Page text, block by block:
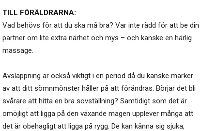
TILL FÖRÄLDRARNA:
Vad behövs för att du ska må bra? Var inte rädd för att be din
partner om lite extra närhet och mys – och kanske en härlig
massage.
Avslappning är också viktigt i en period då du kanske märker
av att ditt sömnmönster håller på att förändras. Börjar det bli
svårare att hitta en bra sovställning? Samtidigt som det är
omöjligt att ligga på den växande magen upplever många att
det är obehagligt att ligga på rygg. De kan känna sig sjuka,